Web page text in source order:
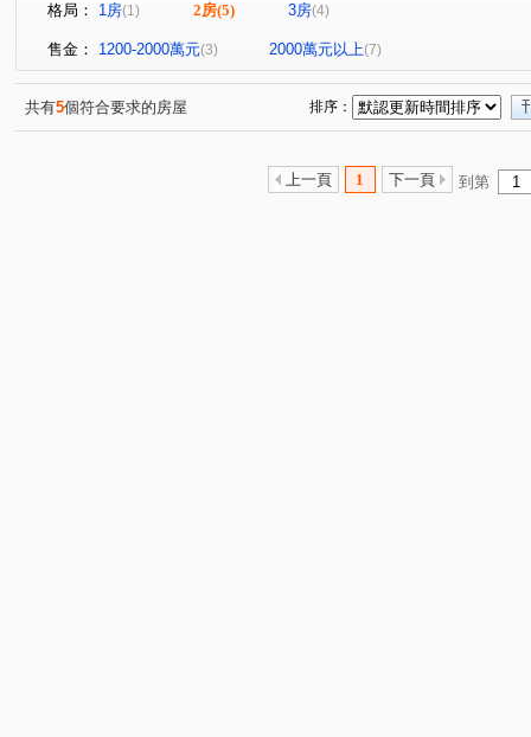
大湖山莊街 重陽路 成功路二段
格局： 1房(1) 2房(5) 3房(4)
售金： 1200-2000萬元(3) 2000萬元以上(7)
共有5個符合要求的房屋 排序：
上一頁 1 下一頁 到第